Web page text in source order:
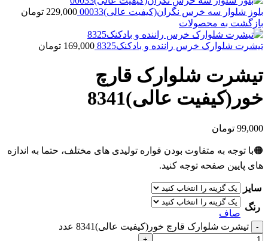
بلوز شلوار سه خرس نگران(کیفیت عالی)00033 229,000 تومان
بازگشت به محصولات
تیشرت شلوارک خرس راننده و بادکنک8325 169,000 تومان
تیشرت شلوارک قارچ
خور(کیفیت عالی)8341
99,000 تومان
🟠با توجه به متفاوت بودن قواره تولیدی های مختلف، حتما به اندازه
های پایین صفحه توجه کنید.
سایز
رنگ
صاف
تیشرت شلوارک قارچ خور(کیفیت عالی)8341 عدد